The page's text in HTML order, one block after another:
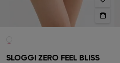
SLOGGI ZERO FEEL BLISS